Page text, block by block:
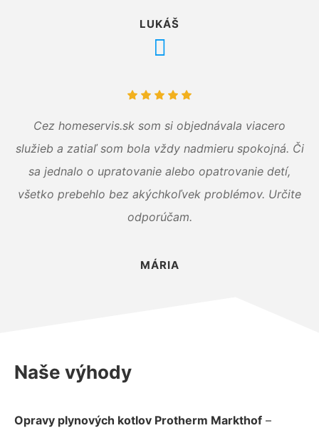
LUKÁŠ
Cez homeservis.sk som si objednávala viacero
služieb a zatiaľ som bola vždy nadmieru spokojná. Či
sa jednalo o upratovanie alebo opatrovanie detí,
všetko prebehlo bez akýchkoľvek problémov. Určite
odporúčam.
MÁRIA
Naše výhody
Opravy plynových kotlov Protherm Markthof –